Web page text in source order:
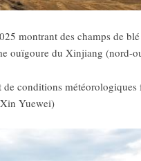
montrant des champs de
ouïgoure du Xinjiang (nord-
conditions
Xin Yuewei)